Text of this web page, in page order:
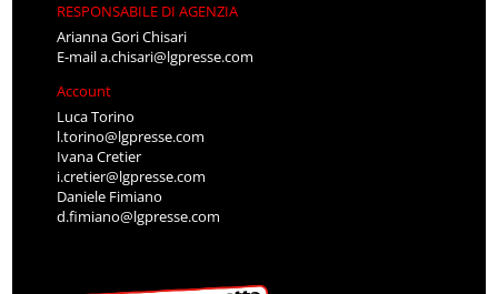
RESPONSABILE DI AGENZIA
Arianna Gori Chisari
E-maila.chisari@lgpresse.com
Account
Luca Torino
l.torino@lgpresse.com
Ivana Cretier
i.cretier@lgpresse.com
Daniele Fimiano
d.fimiano@lgpresse.com